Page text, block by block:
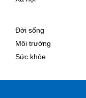
Đời sống
Môi trường
Sức khỏe